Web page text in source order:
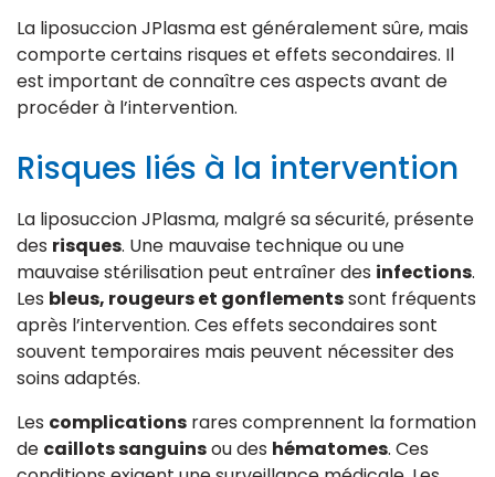
La liposuccion JPlasma est généralement sûre, mais
comporte certains risques et effets secondaires. Il
est important de connaître ces aspects avant de
procéder à l’intervention.
Risques liés à la intervention
La liposuccion JPlasma, malgré sa sécurité, présente
des risques. Une mauvaise technique ou une
mauvaise stérilisation peut entraîner des infections.
Les bleus, rougeurs et gonflementssont fréquents
après l’intervention. Ces effets secondaires sont
souvent temporaires mais peuvent nécessiter des
soins adaptés.
Les complications rares comprennent la formation
de caillots sanguinsou des hématomes. Ces